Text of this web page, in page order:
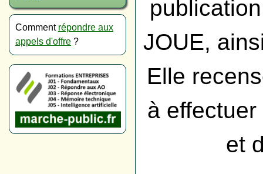
Comment répondre aux
appels d'offre ?
JOUE,
Elle
à
et